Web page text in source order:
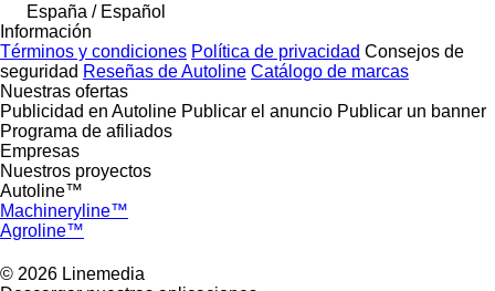
España / Español
Información
Términos y condiciones Política de privacidad Consejos de
seguridad Reseñas de Autoline Catálogo de marcas
Nuestras ofertas
Publicidad en Autoline Publicar el anuncio Publicar un banner
Programa de afiliados
Empresas
Nuestros proyectos
Autoline™
Machineryline™
Agroline™
© 2026 Linemedia